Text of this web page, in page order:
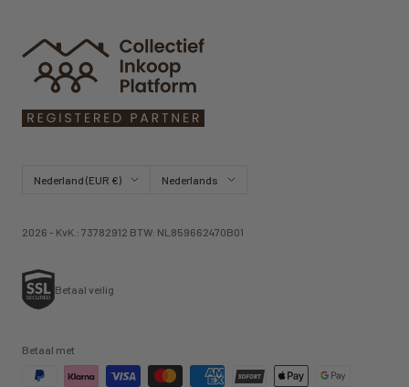
Land/regio Nederland (EUR €) TaalNederlands
2026 - KvK.: 73782912 BTW: NL859662470B01
Betaal veilig
Betaal met